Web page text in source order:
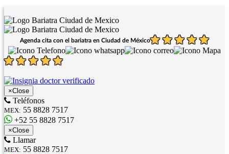
Agenda cita con el bariatra en Ciudad de México
×Close
Teléfonos
MEX: 55 8828 7517
+52 55 8828 7517
×Close
Llamar
MEX: 55 8828 7517